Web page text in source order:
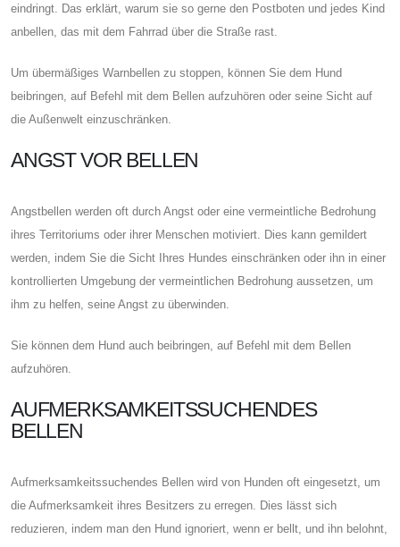
eindringt. Das erklärt, warum sie so gerne den Postboten und jedes Kind
anbellen, das mit dem Fahrrad über die Straße rast.
Um übermäßiges Warnbellen zu stoppen, können Sie dem Hund
beibringen, auf Befehl mit dem Bellen aufzuhören oder seine Sicht auf
die Außenwelt einzuschränken.
ANGST VOR BELLEN
Angstbellen werden oft durch Angst oder eine vermeintliche Bedrohung
ihres Territoriums oder ihrer Menschen motiviert. Dies kann gemildert
werden, indem Sie die Sicht Ihres Hundes einschränken oder ihn in einer
kontrollierten Umgebung der vermeintlichen Bedrohung aussetzen, um
ihm zu helfen, seine Angst zu überwinden.
Sie können dem Hund auch beibringen, auf Befehl mit dem Bellen
aufzuhören.
AUFMERKSAMKEITSSUCHENDES
BELLEN
Aufmerksamkeitssuchendes Bellen wird von Hunden oft eingesetzt, um
die Aufmerksamkeit ihres Besitzers zu erregen. Dies lässt sich
reduzieren, indem man den Hund ignoriert, wenn er bellt, und ihn belohnt,